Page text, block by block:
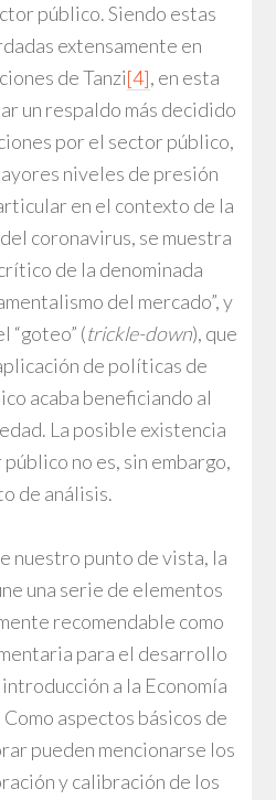
público. Siendo estas
extensamente en
de Tanzi[4], en esta
un respaldo más decidido
por el sector público,
niveles de presión
en el contexto de la
coronavirus, se muestra
de la denominada
del mercado”, y
“goteo” (trickle-down), que
de políticas de
acaba beneficiando al
La posible existencia
no es, sin embargo,
de análisis.
nuestro punto de vista, la
una serie de elementos
recomendable como
para el desarrollo
a la Economía
aspectos básicos de
pueden mencionarse los
y calibración de los